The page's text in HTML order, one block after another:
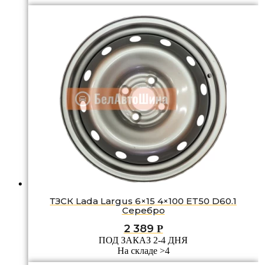
ТЗСК Lada Largus 6×15 4×100 ET50 D60.1
Серебро
2 389 Р
ПОД ЗАКАЗ 2-4 ДНЯ
На складе >4